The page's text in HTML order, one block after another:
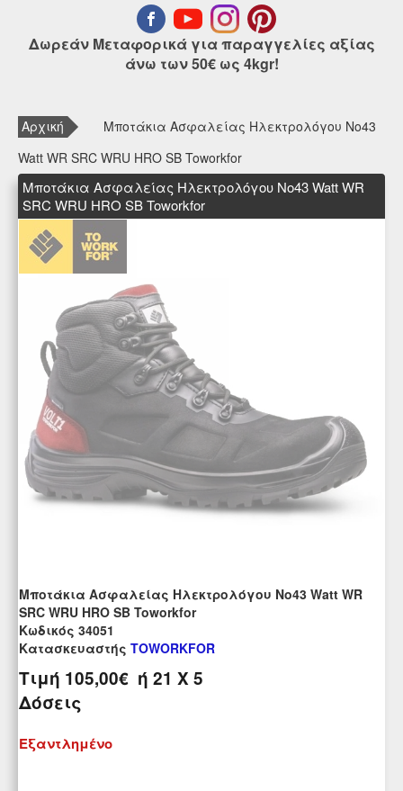
Δωρεάν Μεταφορικά για παραγγελίες αξίας
άνω των 50€ ως 4kgr!
Αρχική
Μποτάκια Ασφαλείας Ηλεκτρολόγου Νο43
Watt WR SRC WRU HRO SB Toworkfor
Μποτάκια Ασφαλείας Ηλεκτρολόγου Νο43 Watt WR
SRC WRU HRO SB Toworkfor
Μποτάκια Ασφαλείας Ηλεκτρολόγου Νο43 Watt WR
SRC WRU HRO SB Toworkfor
Kωδικός 34051
Κατασκευαστής TOWORKFOR
Τιμή 105,00€ ή 21 X 5
Δόσεις
Εξαντλημένο